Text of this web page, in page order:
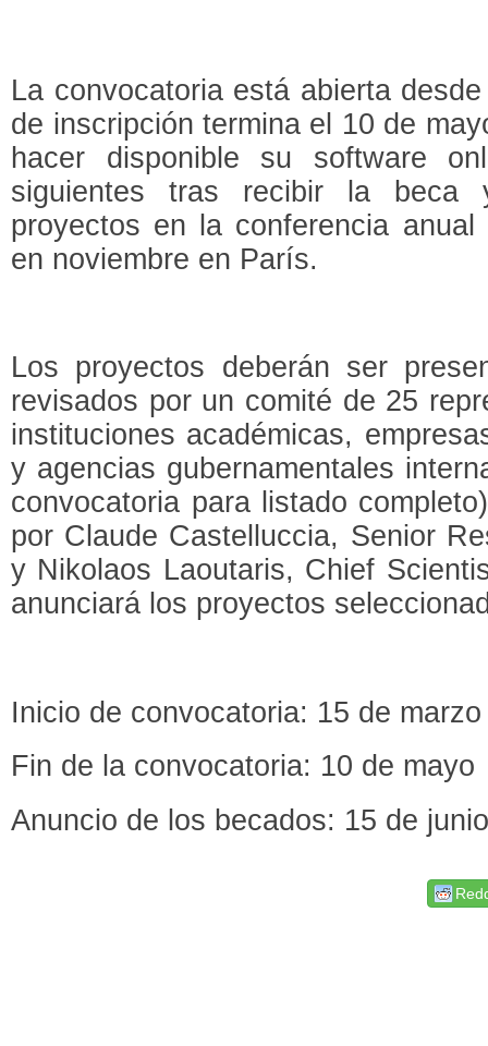
La convocatoria está abierta
de inscripción termina el 10 de
hacer disponible su software
siguientes tras recibir la beca
proyectos en la conferencia
en noviembre en París.
Los proyectos deberán ser
revisados por un comité de 25
instituciones académicas,
y agencias gubernamentales
convocatoria para listado
por Claude Castelluccia, Senior
y Nikolaos Laoutaris, Chief
anunciará los proyectos
Inicio de convocatoria: 15 de marzo
Fin de la convocatoria: 10 de mayo
Anuncio de los becados: 15 de